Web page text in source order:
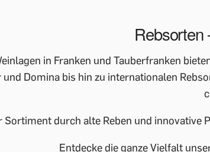
Rebsorten
in Franken und Tauberfranken
Domina bis hin zu internationalen
durch alte Reben und innovative
Entdecke die ganze Vielfalt